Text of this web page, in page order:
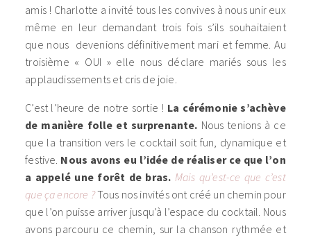
amis ! Charlotte a invité tous les convives à nous unir eux
même en leur demandant trois fois s’ils souhaitaient
que nous devenions définitivement mari et femme. Au
troisième « OUI » elle nous déclare mariés sous les
applaudissements et cris de joie.
C’est l’heure de notre sortie ! La cérémonie s’achève
de manière folle et surprenante. Nous tenions à ce
que la transition vers le cocktail soit fun, dynamique et
festive. Nous avons eu l’idée de réaliser ce que l’on
a appelé une forêt de bras. Mais qu’est-ce que c’est
que ça encore ?Tous nos invités ont créé un chemin pour
que l’on puisse arriver jusqu’à l’espace du cocktail. Nous
avons parcouru ce chemin, sur la chanson rythmée et